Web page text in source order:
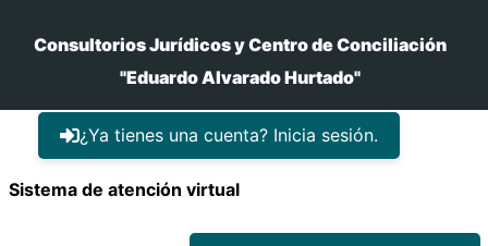
Consultorios Jurídicos y Centro de Conciliación
"Eduardo Alvarado Hurtado"
¿Ya tienes una cuenta? Inicia sesión.
Sistema de atención virtual